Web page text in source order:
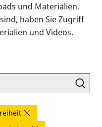
und Materialien.
sind, haben Sie Zugriff
und Videos.